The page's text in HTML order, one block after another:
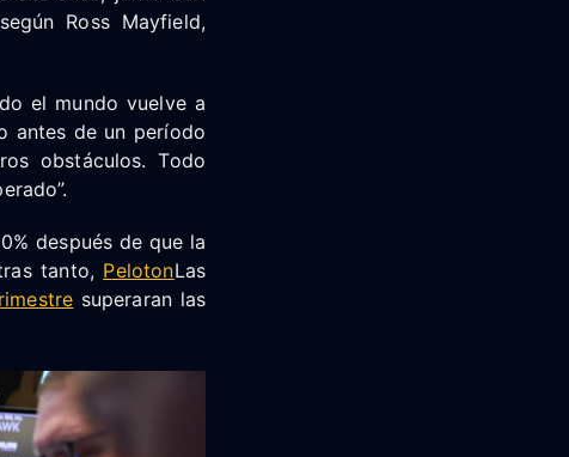
Ross Mayfield,
el mundo vuelve a
antes de un período
obstáculos. Todo
después de que la
tanto, PelotonLas
superaran las